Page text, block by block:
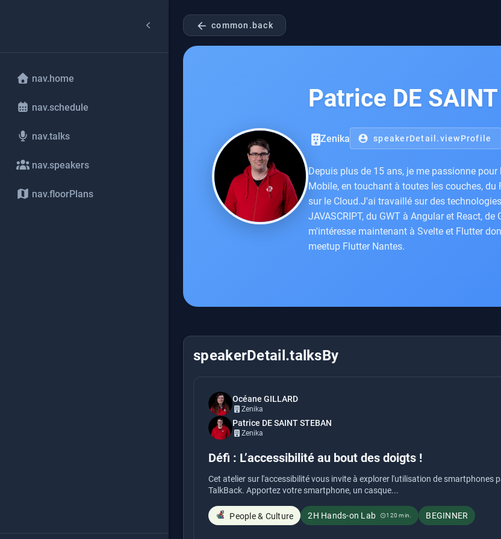
nav.home
nav.schedule
nav.talks
nav.speakers
nav.floorPlans
arrow_back common.back
Patrice DE
Zenika account_circle speakerDetail.viewProfile
Depuis plus de 15 ans, je me passionne
Mobile, en touchant à toutes les couches,
sur le Cloud.J'ai travaillé sur des
JAVASCRIPT, du GWT à Angular et React,
m'intéresse maintenant à Svelte et Flutter
meetup Flutter Nantes.
speakerDetail.talksBy
Océane GILLARD
Zenika
Patrice DE SAINT STEBAN
Zenika
Défi : L’accessibilité au bout des doigts !
Cet atelier sur l'accessibilité vous invite à explorer l'utilisation de smartphones
TalkBack. Apportez votre smartphone, un casque...
People & Culture 2H Hands-on Lab schedule120 min. BEGINNER